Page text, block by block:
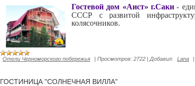
Гостевой дом «Аист» г.Саки -
СССР с развитой
колясочников.
Отели Черноморского побережья | Просмотров: 2722 | Добавил: Lana |
ГОСТИНИЦА "СОЛНЕЧНАЯ ВИЛЛА"